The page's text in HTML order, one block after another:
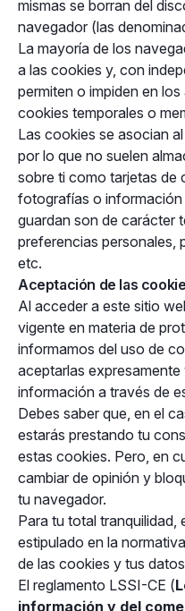
mismas se borran del
navegador (las
La mayoría de los
a las cookies y, con
permiten o impiden en
cookies temporales o
Las cookies se asocian
por lo que no suelen
sobre ti como tarjetas de
fotografías o
guardan son de carácter
preferencias personales,
etc.
Aceptación de las
Al acceder a este sitio
vigente en materia de
informamos del uso de
aceptarlas
información a través de
Debes saber que, en el
estarás prestando tu
estas cookies. Pero, en
cambiar de opinión y
tu navegador.
Para tu total
estipulado en la
de las cookies y tus
El reglamento LSSI-CE (
información y del